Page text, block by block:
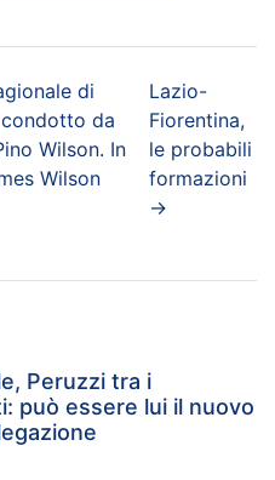
di
da
Wilson. In
Wilson
Lazio-
Fiorentina,
le probabili
formazioni
→
Peruzzi tra i
può essere lui il nuovo